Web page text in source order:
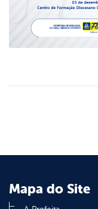
Mapa do Site